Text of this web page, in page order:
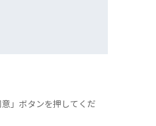
」ボタンを押してくだ